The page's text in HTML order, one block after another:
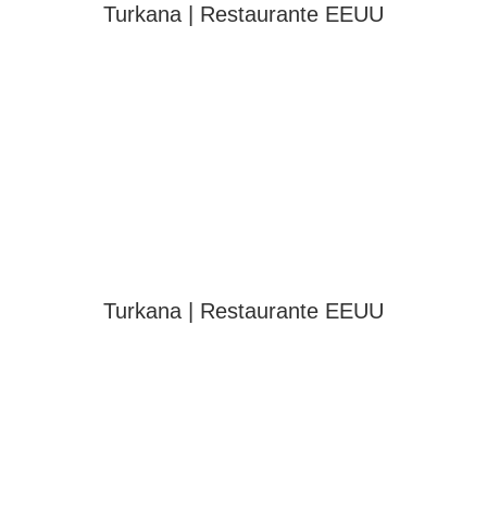
Turkana | Restaurante EEUU
Turkana | Restaurante EEUU